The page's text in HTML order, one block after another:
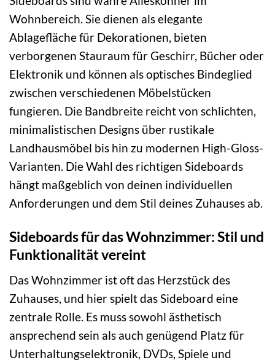
Wohnbereich. Sie dienen als elegante
Ablagefläche für Dekorationen, bieten
verborgenen Stauraum für Geschirr, Bücher oder
Elektronik und können als optisches Bindeglied
zwischen verschiedenen Möbelstücken
fungieren. Die Bandbreite reicht von schlichten,
minimalistischen Designs über rustikale
Landhausmöbel bis hin zu modernen High-Gloss-
Varianten. Die Wahl des richtigen Sideboards
hängt maßgeblich von deinen individuellen
Anforderungen und dem Stil deines Zuhauses ab.
Sideboards für das Wohnzimmer: Stil und
Funktionalität vereint
Das Wohnzimmer ist oft das Herzstück des
Zuhauses, und hier spielt das Sideboard eine
zentrale Rolle. Es muss sowohl ästhetisch
ansprechend sein als auch genügend Platz für
Unterhaltungselektronik, DVDs, Spiele und